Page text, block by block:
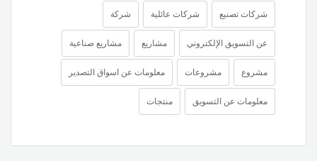
شركات تصنيع شركات عائلية شركة
عن التسويق الإلكتروني مشاريع مشاريع صناعية
مشروع مشروعات معلومات عن اسواق التصدير
معلومات عن التسويق منتجات